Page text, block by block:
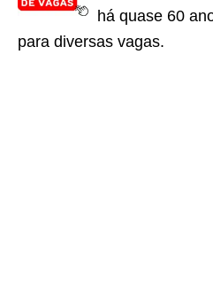
há quase 60
para diversas vagas.